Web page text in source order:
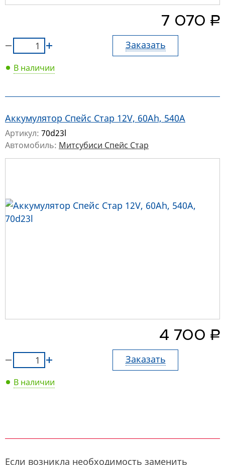
7 070 руб.
Заказать
В наличии
Аккумулятор Спейс Стар 12V, 60Ah, 540A
Артикул: 70d23l
Автомобиль: Митсубиси Спейс Стар
4 700 руб.
Заказать
В наличии
Если возникла необходимость заменить